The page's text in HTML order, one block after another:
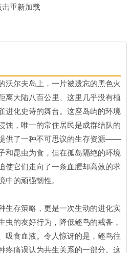
击重新加载
沃尔夫岛上，一片被遗忘的黑色火
离大陆八百公里、这里几乎没有植
进化史诗的舞台。这座岛屿的环境
蚀，唯一的常住居民是成群结队的
供了一种不可思议的生存资源——
和昆虫为食，但在孤岛隔绝的环境
使它们走向了一条血腥却高效的求
中的顽强韧性。
生存策略，更是一次生动的进化实
虫的友好行为，降低鲣鸟的戒备，
吸食血液。令人惊讶的是，鲣鸟往
疼痛误认为共生关系的一部分。这